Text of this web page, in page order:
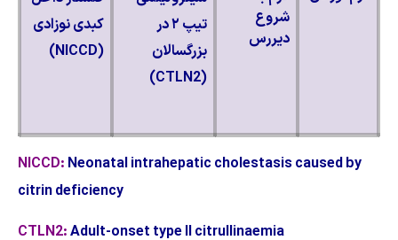
شروع
دیررس
تیپ ۲ در
بزرگسالان
(CTLN2)
کبدینوزادی
(
NICCD
)
NICCD: Neonatal intrahepatic cholestasis caused by
citrin deficiency
CTLN2:Adult-onset type II citrullinaemia